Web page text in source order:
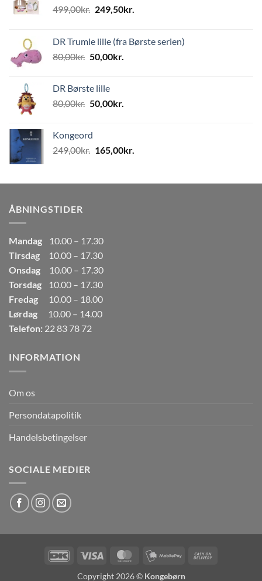
499,00kr. Den
var:
499,00kr..
249,50kr.
er:
DR Trumle lille (fra Børste serien)
80,00kr. Den
var:
80,00kr..
50,00kr.
50,00kr..
DR Børste lille
80,00kr. Den
var:
80,00kr..
50,00kr.
50,00kr..
Kongeord
249,00kr. Den
var:
165,00kr.
er:
ÅBNINGSTIDER
Mandag
10.00 – 17.30
Tirsdag
10.00 – 17.30
Onsdag
10.00 – 17.30
Torsdag
10.00 – 17.30
Fredag
10.00 – 18.00
Lørdag
10.00 – 14.00
Telefon: 22 83 78 72
INFORMATION
Om os
Persondatapolitik
Handelsbetingelser
SOCIALE MEDIER
DanKortVisa MasterCardMobilePay
Copyright 2026 © Kongebørn